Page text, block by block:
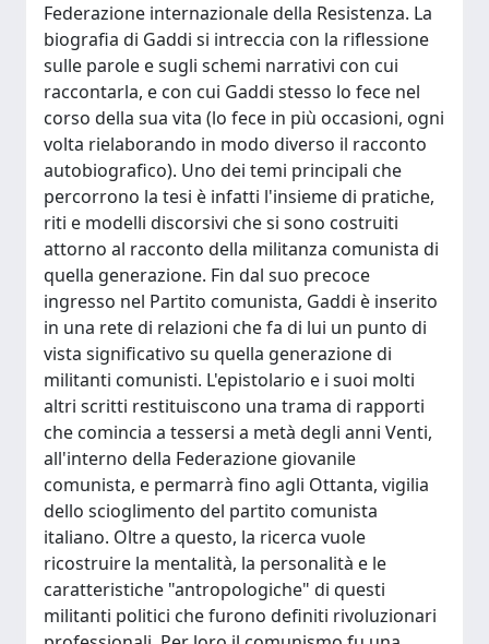
Federazione internazionale della Resistenza. La
biografia di Gaddi si intreccia con la riflessione
sulle parole e sugli schemi narrativi con cui
raccontarla, e con cui Gaddi stesso lo fece nel
corso della sua vita (lo fece in più occasioni, ogni
volta rielaborando in modo diverso il racconto
autobiografico). Uno dei temi principali che
percorrono la tesi è infatti l'insieme di pratiche,
riti e modelli discorsivi che si sono costruiti
attorno al racconto della militanza comunista di
quella generazione. Fin dal suo precoce
ingresso nel Partito comunista, Gaddi è inserito
in una rete di relazioni che fa di lui un punto di
vista significativo su quella generazione di
militanti comunisti. L'epistolario e i suoi molti
altri scritti restituiscono una trama di rapporti
che comincia a tessersi a metà degli anni Venti,
all'interno della Federazione giovanile
comunista, e permarrà fino agli Ottanta, vigilia
dello scioglimento del partito comunista
italiano. Oltre a questo, la ricerca vuole
ricostruire la mentalità, la personalità e le
caratteristiche "antropologiche" di questi
militanti politici che furono definiti rivoluzionari